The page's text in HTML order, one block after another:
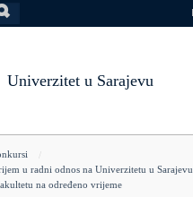
Univerzitet u Sarajevu
u radni odnos na Univerzitetu u
na određeno vrijeme